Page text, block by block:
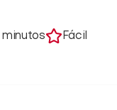
Fácil